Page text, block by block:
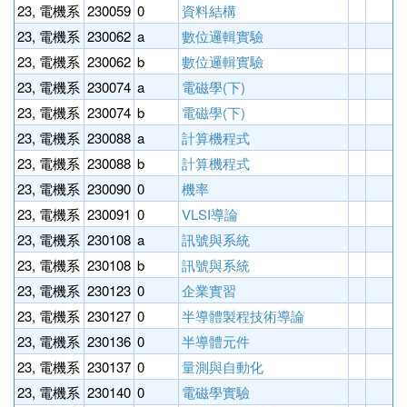
23, 電機系 230059 0 資料結構
23, 電機系 230062 a 數位邏輯實驗
23, 電機系 230062 b 數位邏輯實驗
23, 電機系 230074 a 電磁學(下)
23, 電機系 230074 b 電磁學(下)
23, 電機系 230088 a 計算機程式
23, 電機系 230088 b 計算機程式
23, 電機系 230090 0 機率
23, 電機系 230091 0 VLSI導論
23, 電機系 230108 a 訊號與系統
23, 電機系 230108 b 訊號與系統
23, 電機系 230123 0 企業實習
23, 電機系 230127 0 半導體製程技術導論
23, 電機系 230136 0 半導體元件
23, 電機系 230137 0 量測與自動化
23, 電機系 230140 0 電磁學實驗